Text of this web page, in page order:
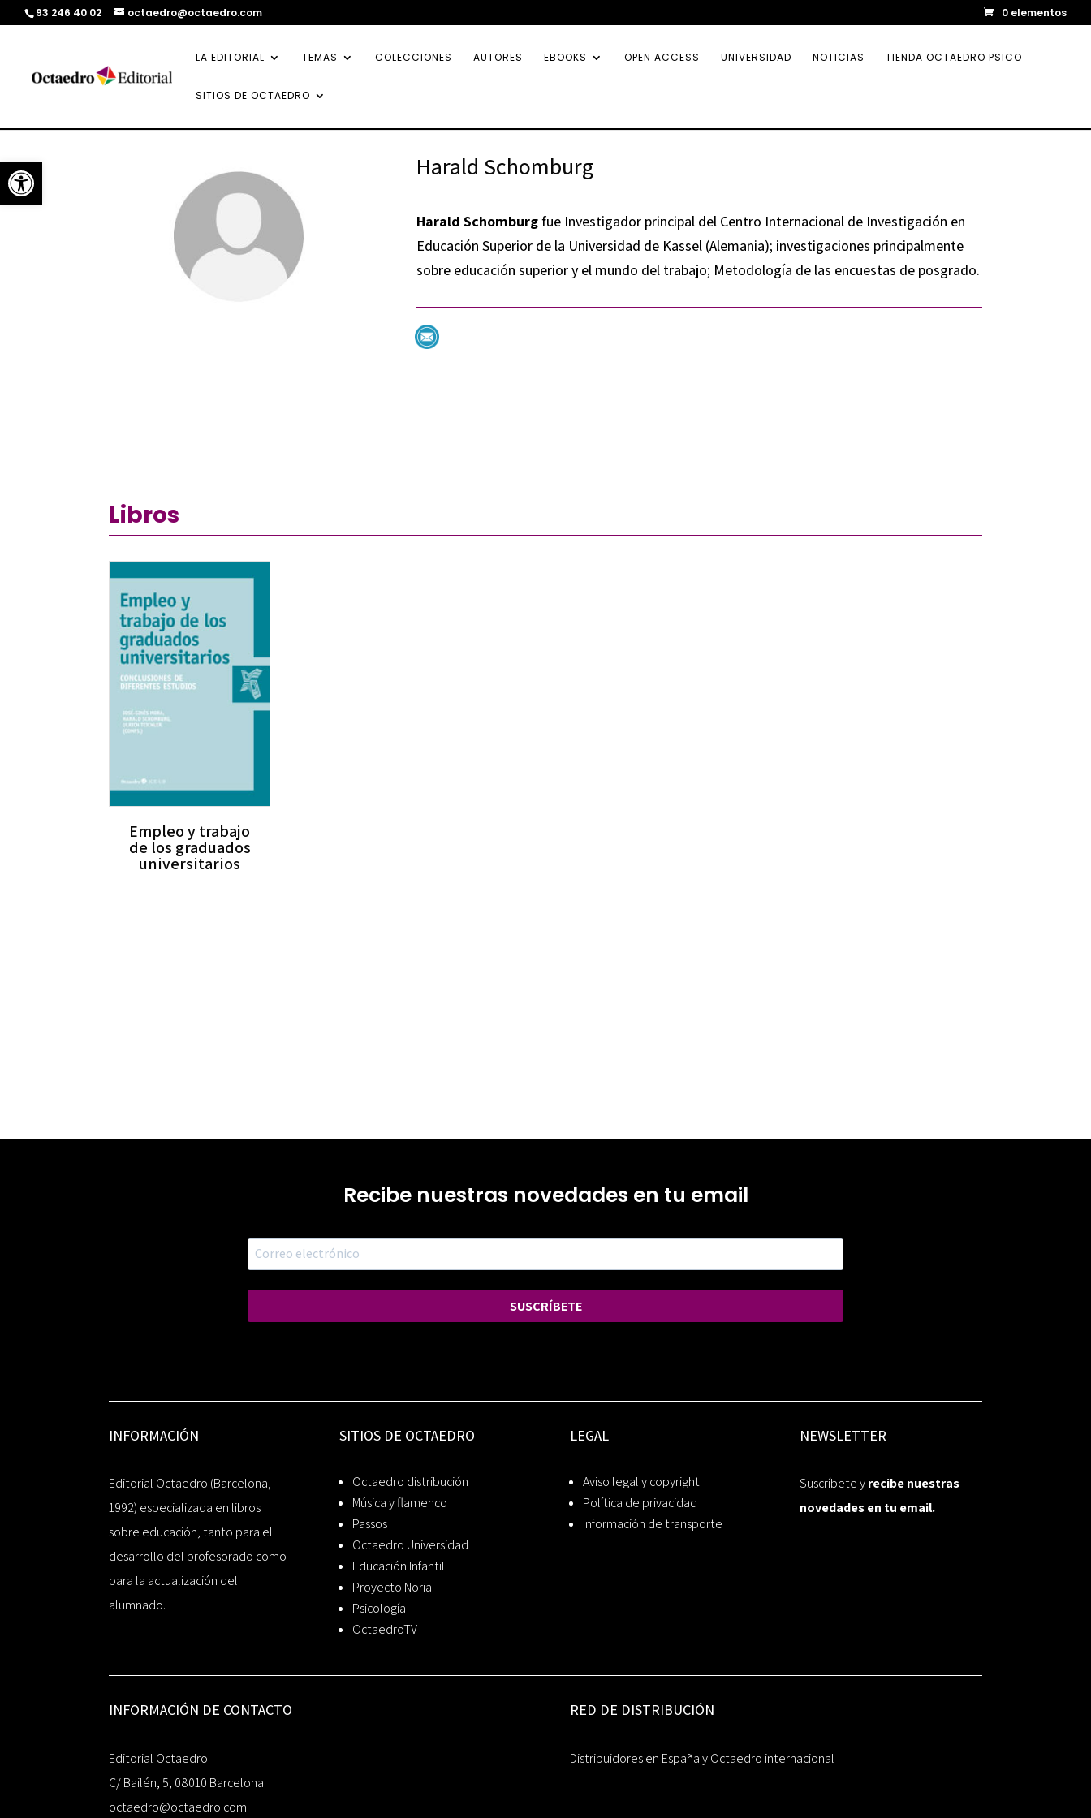
Abrir barra de herramientas
93 246 40 02 octaedro@octaedro.com 0 elementos
LA EDITORIAL TEMAS COLECCIONES AUTORES EBOOKS OPEN ACCESS UNIVERSIDAD NOTICIAS TIENDA OCTAEDRO PSICO
SITIOS DE OCTAEDRO
Harald Schomburg
Harald Schomburgfue Investigador principal del Centro Internacional de Investigación en
Educación Superior de la Universidad de Kassel (Alemania); investigaciones principalmente
sobre educación superior y el mundo del trabajo; Metodología de las encuestas de posgrado.
Libros
Empleo y trabajo
de los graduados
universitarios
Recibe nuestras novedades en tu email
SUSCRÍBETE
INFORMACIÓN
Editorial Octaedro (Barcelona,
1992) especializada en libros
sobre educación, tanto para el
desarrollo del profesorado como
para la actualización del
alumnado.
SITIOS DE OCTAEDRO
Octaedro distribución
Música y flamenco
Passos
Octaedro Universidad
Educación Infantil
Proyecto Noria
Psicología
OctaedroTV
LEGAL
Aviso legal y copyright
Política de privacidad
Información de transporte
NEWSLETTER
Suscríbete yrecibe nuestras
novedades en tu email.
INFORMACIÓN DE CONTACTO
Editorial Octaedro
C/ Bailén, 5, 08010 Barcelona
octaedro@octaedro.com
RED DE DISTRIBUCIÓN
Distribuidores en España y Octaedro internacional